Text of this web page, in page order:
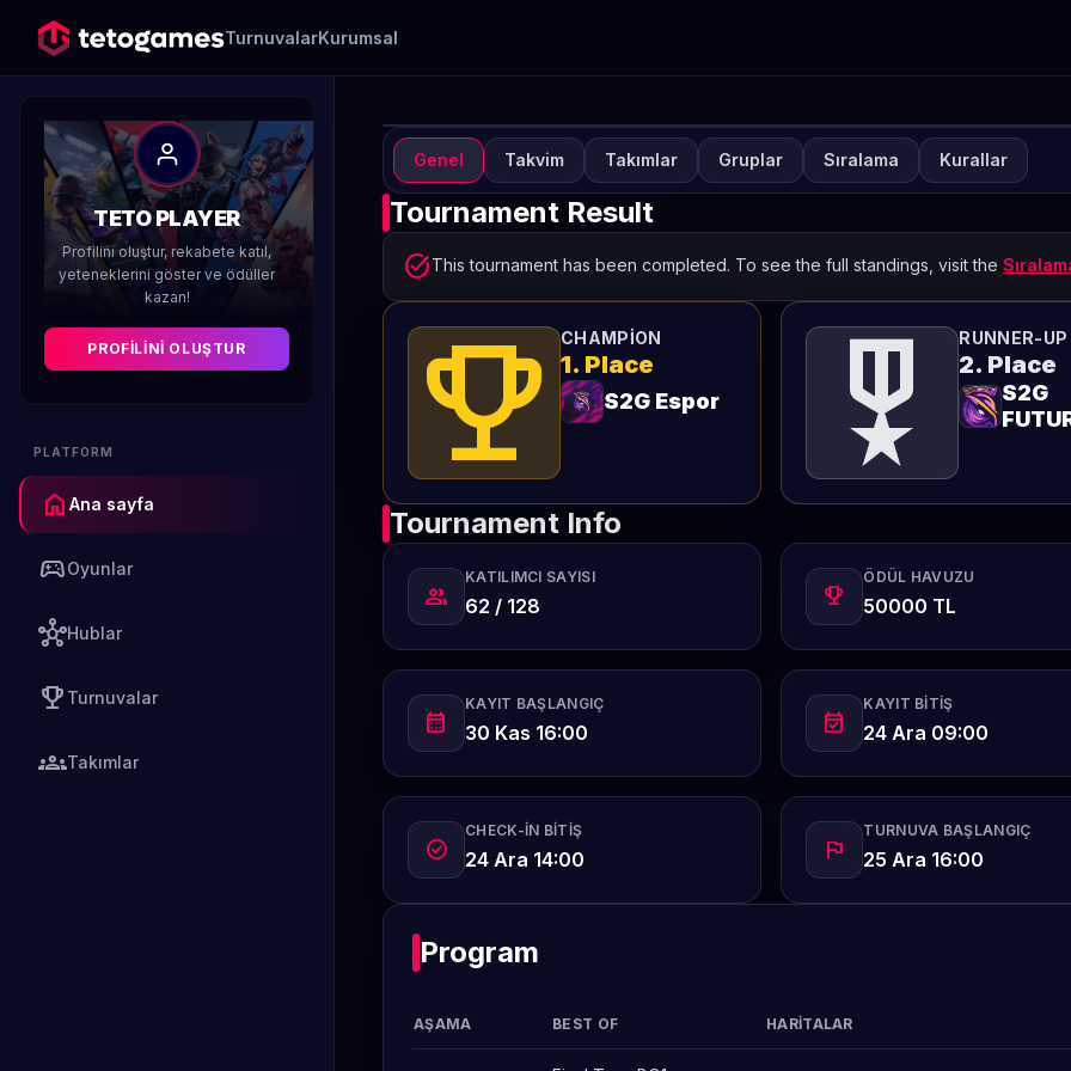
TurnuvalarKurumsal
TETO PLAYER
Profilini oluştur, rekabete katıl,
yeteneklerini göster ve ödüller
kazan!
PROFILINI OLUŞTUR
PLATFORM
home Ana sayfa
sports_esportsOyunlar
hubHublar
emoji_events Turnuvalar
groupsTakımlar
TURNUVA KAPALI
Always-ON VALORANT
Düzenleyen TETO
Genel Takvim Takımlar Gruplar Sıralama Kurallar
Tournament Result
task_altThis tournament has been completed. To see the full standings, visit the
emoji_events CHAMPION
1. Place
S2G Espor military_techRUNNER-UP
2. Place
S2G
Tournament Info
group
KATILIMCI SAYISI
62 / 128 emoji_events
ÖDÜL HAVUZU
50000 TL
calendar_month
KAYIT BAŞLANGIÇ
30 Kas 16:00 event_available
KAYIT BITIŞ
24 Ara 09:00
check_circle
CHECK-IN BITIŞ
24 Ara 14:00 flag
TURNUVA BAŞLANGIÇ
25 Ara 16:00
Program
AŞAMA BEST OF HARITALAR